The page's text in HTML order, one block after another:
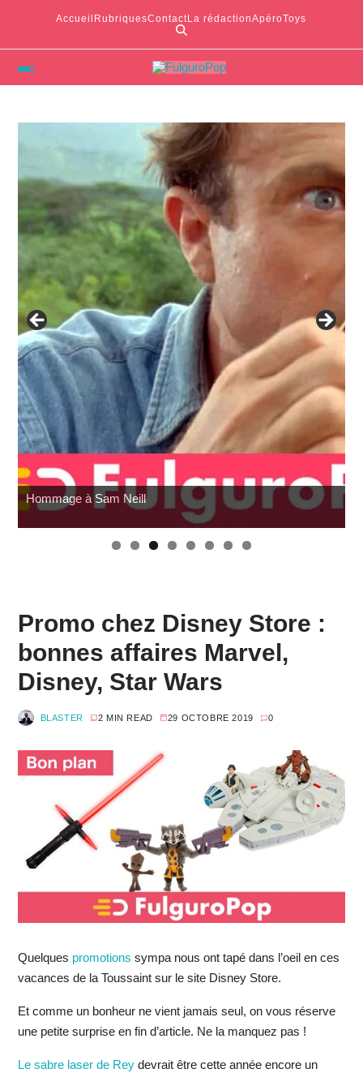
Accueil RubriquesContactLa rédactionApéroToys
Hommage à Sam Neill
Promo chez Disney Store :
bonnes affaires Marvel,
Disney, Star Wars
BLASTER 2 MIN READ 29 OCTOBRE 2019 0
Quelques promotions sympa nous ont tapé dans l’oeil en ces
vacances de la Toussaint sur le site Disney Store.
Et comme un bonheur ne vient jamais seul, on vous réserve
une petite surprise en fin d’article. Ne la manquez pas !
Le sabre laser de Reydevrait être cette année encore un